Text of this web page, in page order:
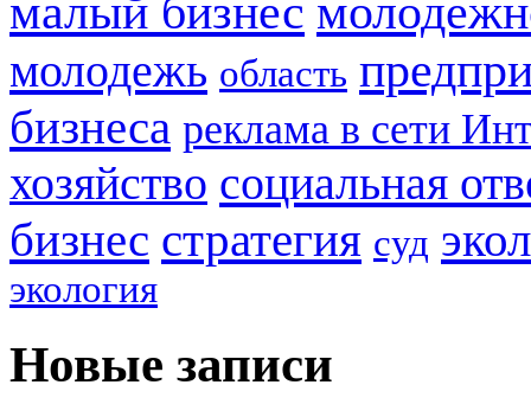
малый бизнес
молодежь область
бизнеса реклама в сети
хозяйство социальная
бизнес стратегия суд
экология
Новые записи